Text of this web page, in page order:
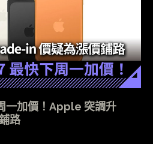
一加價！Apple 突調升
路